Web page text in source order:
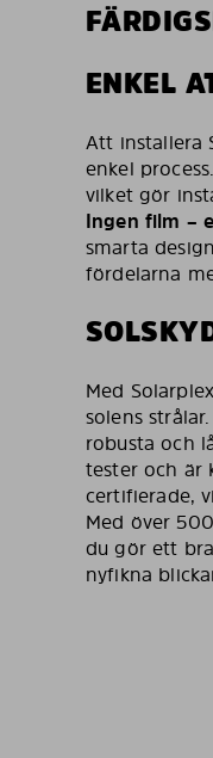
ENKEL
Att installera
enkel
vilket gör
Ingen film –
smarta
fördelarna
Med
solens
robusta och
tester och är
certifierade,
Med över
du gör ett
nyfikna